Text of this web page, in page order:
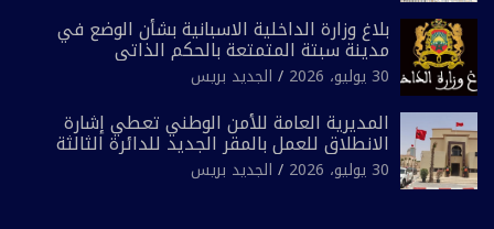
بلاغ وزارة الداخلية الاسبانية بشأن الوضع في
مدينة سبتة المتمتعة بالحكم الذاتي
30 يوليو، 2026 الجديد بريس
المديرية العامة للأمن الوطني تعطي إشارة
الانطلاق للعمل بالمقر الجديد للدائرة الثالثة
للشرطة بولاية أمن العيون
30 يوليو، 2026 الجديد بريس